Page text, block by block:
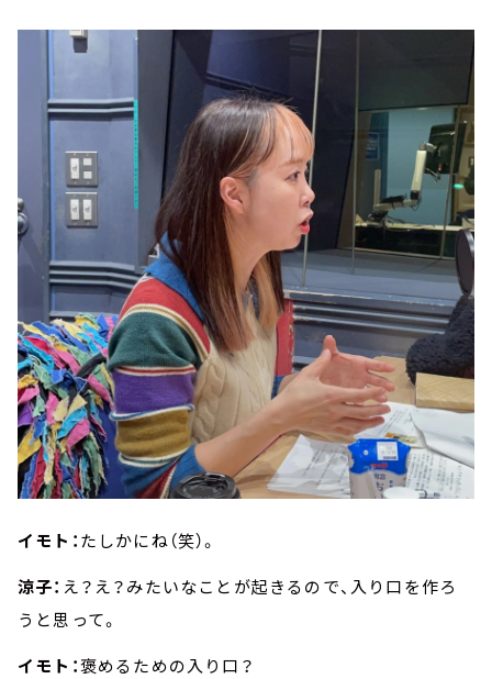
イモト：たしかにね（笑）。
涼子： え？え？みたいなことが起きるので、入り口を作ろ
うと思って。
イモト：褒めるための入り口？